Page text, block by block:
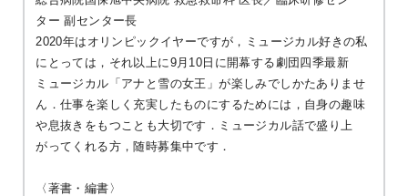
ター 副センター長
2020年はオリンピックイヤーですが，ミュージカル好きの私
にとっては，それ以上に9月10日に開幕する劇団四季最新
ミュージカル「アナと雪の女王」が楽しみでしかたありませ
ん．仕事を楽しく充実したものにするためには，自身の趣味
や息抜きをもつことも大切です．ミュージカル話で盛り上
がってくれる方，随時募集中です．
〈著書・編書〉